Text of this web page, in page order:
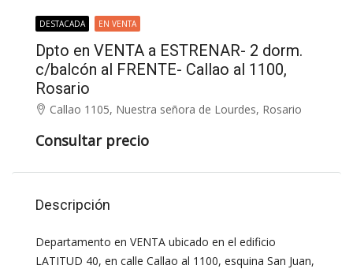
DESTACADA EN VENTA
Dpto en VENTA a ESTRENAR- 2 dorm.
c/balcón al FRENTE- Callao al 1100,
Rosario
Callao 1105, Nuestra señora de Lourdes, Rosario
Consultar precio
Descripción
Departamento en VENTA ubicado en el edificio
LATITUD 40, en calle Callao al 1100, esquina San Juan,